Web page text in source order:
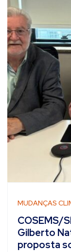
MUDANÇAS
COSEMS/
Gilberto
proposta